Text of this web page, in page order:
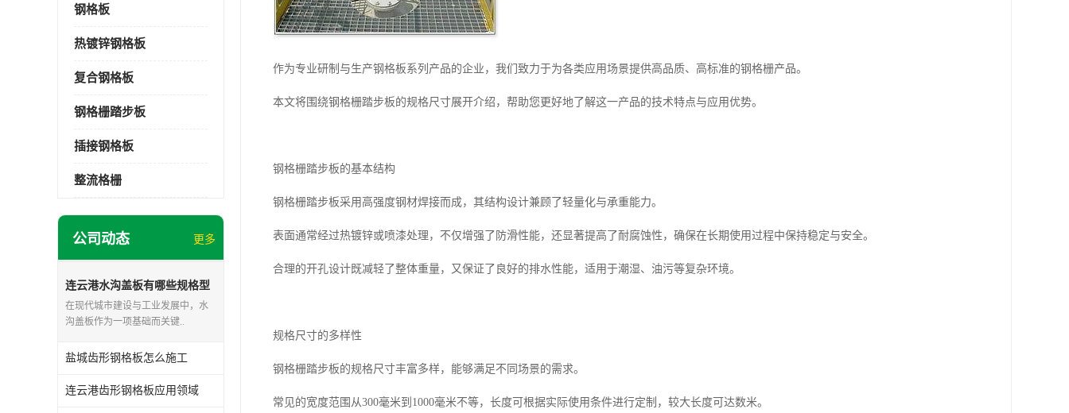
钢格板
热镀锌钢格板
复合钢格板
钢格栅踏步板
插接钢格板
整流格栅
公司动态 更多
连云港水沟盖板有哪些规格型
号
在现代城市建设与工业发展中，水
沟盖板作为一项基础而关键..
盐城齿形钢格板怎么施工
连云港齿形钢格板应用领域
作为专业研制与生产钢格板系列产品的企业，我们致力于为各类应用场景提供高品质、高标准的钢格栅产品。
本文将围绕钢格栅踏步板的规格尺寸展开介绍，帮助您更好地了解这一产品的技术特点与应用优势。
钢格栅踏步板的基本结构
钢格栅踏步板采用高强度钢材焊接而成，其结构设计兼顾了轻量化与承重能力。
表面通常经过热镀锌或喷漆处理，不仅增强了防滑性能，还显著提高了耐腐蚀性，确保在长期使用过程中保持稳定与安全。
合理的开孔设计既减轻了整体重量，又保证了良好的排水性能，适用于潮湿、油污等复杂环境。
规格尺寸的多样性
钢格栅踏步板的规格尺寸丰富多样，能够满足不同场景的需求。
常见的宽度范围从300毫米到1000毫米不等，长度可根据实际使用条件进行定制，较大长度可达数米。